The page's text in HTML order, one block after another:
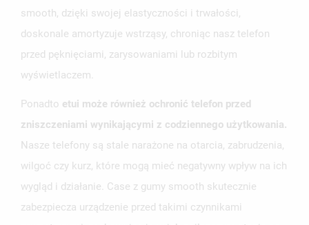
smooth, dzięki swojej elastyczności i trwałości,
doskonale amortyzuje wstrząsy, chroniąc nasz telefon
przed pęknięciami, zarysowaniami lub rozbitym
wyświetlaczem.
Ponadto etui może również ochronić telefon przed
zniszczeniami wynikającymi z codziennego użytkowania.
Nasze telefony są stale narażone na otarcia, zabrudzenia,
wilgoć czy kurz, które mogą mieć negatywny wpływ na ich
wygląd i działanie. Case z gumy smooth skutecznie
zabezpiecza urządzenie przed takimi czynnikami
ANULUJ
ANULUJ ZALOGUJ SIĘ